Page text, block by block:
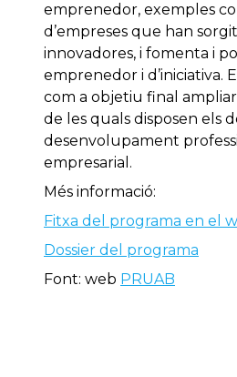
emprenedor, exemples
d’empreses que han
innovadores, i fomenta i
emprenedor i d’iniciativa.
com a objetiu final
de les quals disposen els
desenvolupament
empresarial.
Més informació:
Fitxa del programa en el
Dossier del programa
Font: web PRUAB